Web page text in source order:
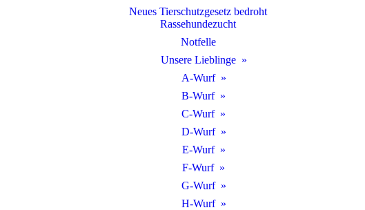
Neues Tierschutzgesetz bedroht
Rassehundezucht
Notfelle
Unsere Lieblinge
A-Wurf
B-Wurf
C-Wurf
D-Wurf
E-Wurf
F-Wurf
G-Wurf
H-Wurf